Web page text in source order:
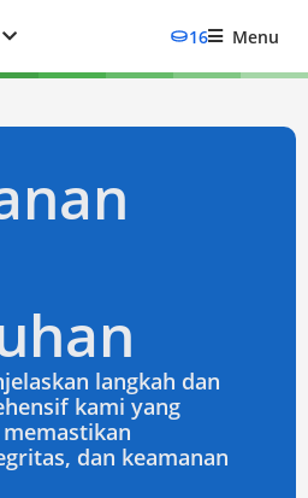
16 Menu
langkah dan
kami yang
dan keamanan